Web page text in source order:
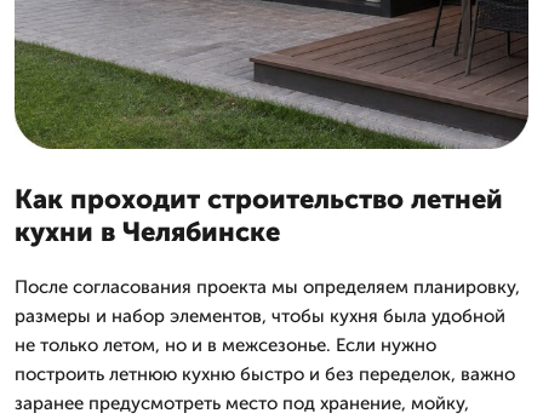
Как проходит строительство летней
кухни в Челябинске
После согласования проекта мы определяем планировку,
размеры и набор элементов, чтобы кухня была удобной
не только летом, но и в межсезонье. Если нужно
построить летнюю кухню быстро и без переделок, важно
заранее предусмотреть место под хранение, мойку,